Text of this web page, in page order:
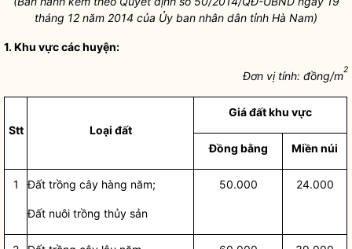
tháng 12 năm 2014 của Ủy ban nhân dân tỉnh Hà Nam)
1.Khu vực các huyện:
Đơn vị tính: đồng/m2
Stt Loại đất
Giá đấtkhu vực
Đồng bằng Miền núi
1 Đất trồng cây hàng năm;
Đất nuôi trồng thủy sản
50.000 24.000